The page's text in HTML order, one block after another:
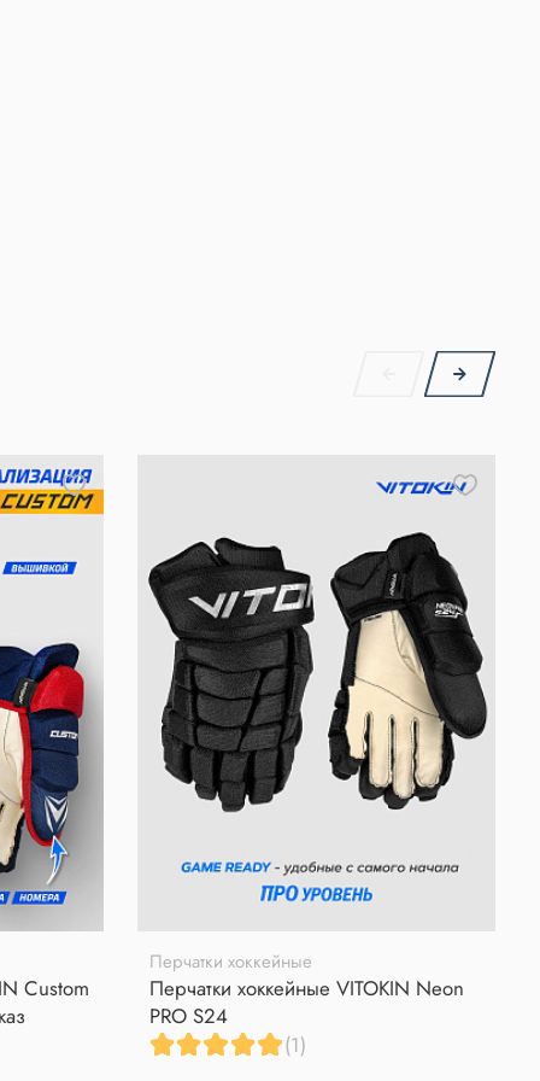
Custom
Перчатки хоккейные
Перчатки хоккейные VITOKIN Neon
PRO S24
(1)